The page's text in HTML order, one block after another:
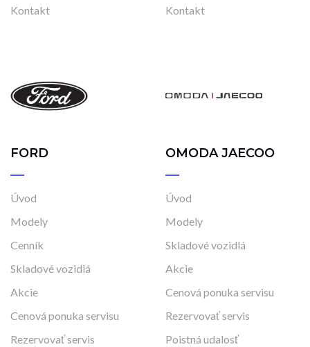
Kontakt
Kontakt
FORD
Úvod
Modely
Cenník
Skladové vozidlá
Akcie
Cenová ponuka servisu
Rezervovať servis
OMODA JAECOO
Úvod
Modely
Skladové vozidlá
Akcie
Cenová ponuka servisu
Rezervovať servis
Poistná udalosť